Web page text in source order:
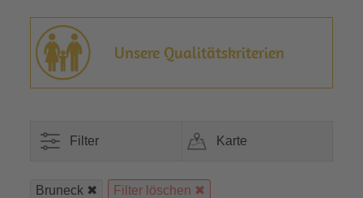
Unsere Qualitätskriterien
Filter Karte
Bruneck Filter löschen